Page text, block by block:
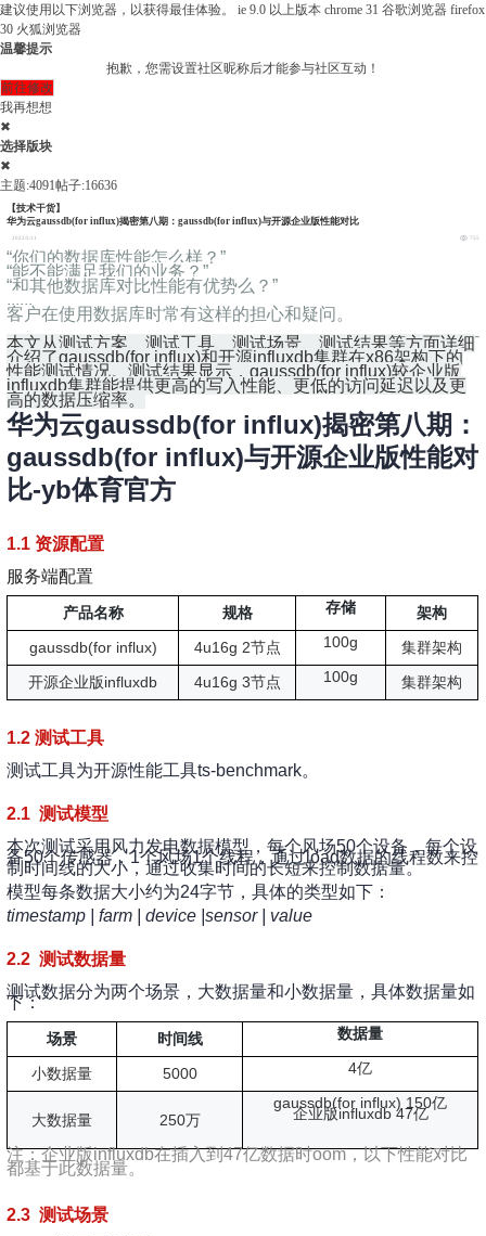
建议使用以下浏览器，以获得最佳体验。 ie 9.0 以上版本 chrome 31 谷歌浏览器 firefox
30 火狐浏览器
温馨提示
抱歉，您需设置社区昵称后才能参与社区互动！
前往修改
我再想想
✖
选择版块
✖
主题:4091帖子:16636
【技术干货】
华为云gaussdb(for influx)揭密第八期：gaussdb(for influx)与开源企业版性能对比
2022/5/11 755
“你们的数据库性能怎么样？”
“能不能满足我们的业务？”
“和其他数据库对比性能有优势么？”
......
客户在使用数据库时常有这样的担心和疑问。
本文从测试方案、测试工具、测试场景、测试结果等方面详细
介绍了gaussdb(for influx)和开源influxdb集群在x86架构下的
性能测试情况。测试结果显示，gaussdb(for influx)较企业版
influxdb集群能提供更高的写入性能、更低的访问延迟以及更
高的数据压缩率。
华为云gaussdb(for influx)揭密第八期：
gaussdb(for influx)与开源企业版性能对
比-yb体育官方
1.1 资源配置
服务端配置
产品名称 规格 存储
架构
gaussdb(for influx)
4u16g 2节点 100g
集群架构
开源企业版influxdb
4u16g 3节点 100g 集群架构
1.2 测试工具
测试工具为开源性能工具ts-benchmark。
2.1 测试模型
本次测试采用风力发电数据模型，每个风场50个设备，每个设
备50个传感器，1个风场1个线程，通过load数据的线程数来控
制时间线的大小，通过收集时间的长短来控制数据量。
模型每条数据大小约为24字节，具体的类型如下：
timestamp | farm | device |sensor | value
2.2 测试数据量
测试数据分为两个场景，大数据量和小数据量，具体数据量如
下：
场景 时间线 数据量
小数据量 5000 4亿
大数据量 250万
gaussdb(for influx) 150亿
企业版influxdb 47亿
注：企业版influxdb在插入到47亿数据时oom，以下性能对比
都基于此数据量。
2.3 测试场景